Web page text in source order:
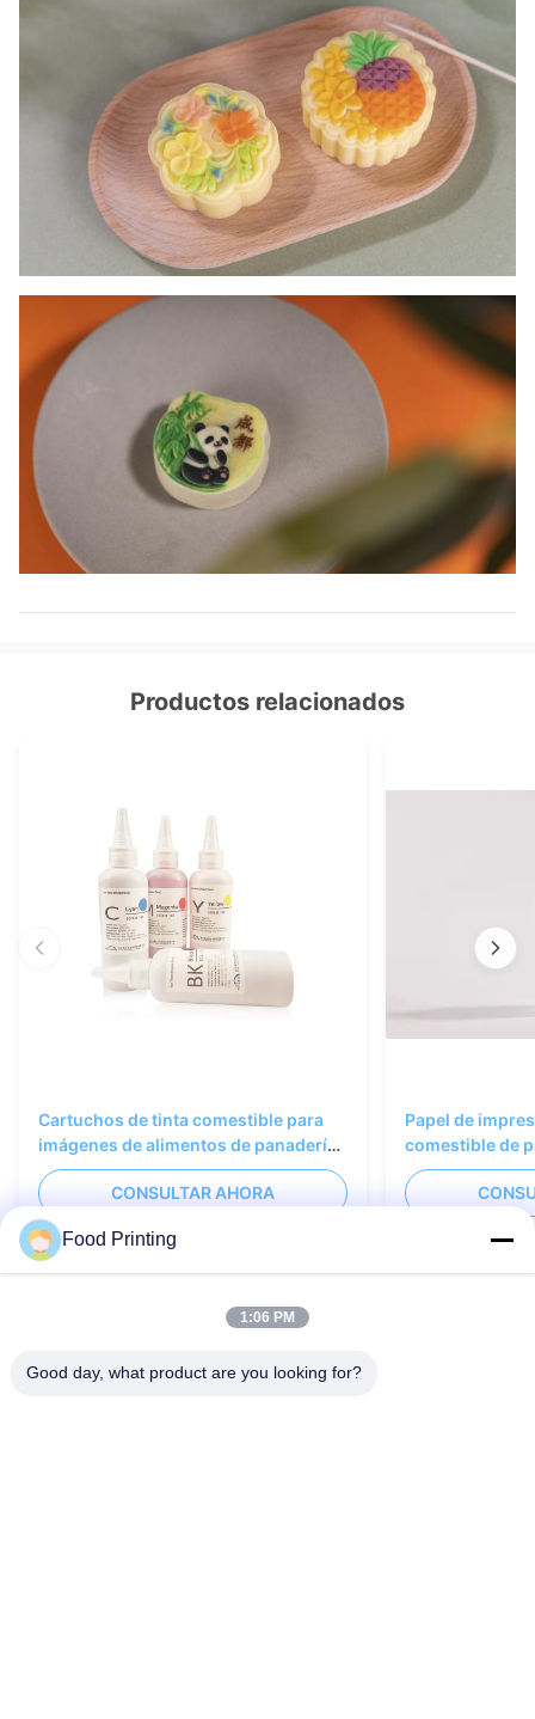
Productos relacionados
Cartuchos de tinta comestible para
imágenes de alimentos de panadería,
arte de confitería
CONSULTAR AHORA
Papel de
comestible de
personalizado
negro
Food Printing
1:06 PM
Good day, what product are you looking for?